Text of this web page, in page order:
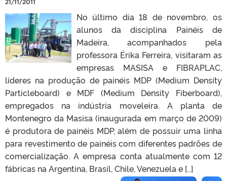
21/11/2011
No último dia 18 de novembro, os
alunos da disciplina Painéis de
Madeira, acompanhados pela
professora Érika Ferreira, visitaram as
empresas MASISA e FIBRAPLAC,
líderes na produção de painéis MDP (Medium Density
Particleboard) e MDF (Medium Density Fiberboard),
empregados na indústria moveleira. A planta de
Montenegro da Masisa (inaugurada em março de 2009)
é produtora de painéis MDP, além de possuir uma linha
para revestimento de painéis com diferentes padrões de
comercialização. A empresa conta atualmente com 12
fábricas na Argentina, Brasil, Chile, Venezuela e […]